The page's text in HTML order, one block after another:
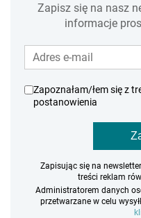
Zapisz się na nasz
informacje
Zapoznałam/łem się z
postanowienia
Zapisując się na
treści reklam
Administratorem danych
przetwarzane w celu